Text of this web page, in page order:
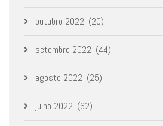
outubro 2022 (20)
setembro 2022 (44)
agosto 2022 (25)
julho 2022 (62)